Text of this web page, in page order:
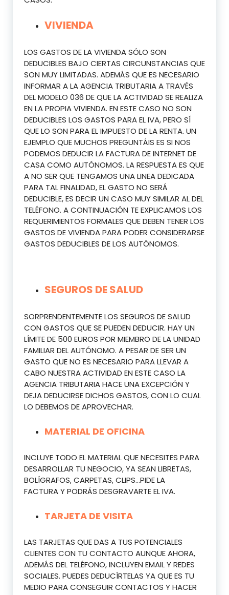
VIVIENDA
LOS GASTOS DE LA VIVIENDA SÓLO SON
DEDUCIBLES BAJO CIERTAS CIRCUNSTANCIAS QUE
SON MUY LIMITADAS. ADEMÁS QUE ES NECESARIO
INFORMAR A LA AGENCIA TRIBUTARIA A TRAVÉS
DEL MODELO 036 DE QUE LA ACTIVIDAD SE REALIZA
EN LA PROPIA VIVIENDA. EN ESTE CASO NO SON
DEDUCIBLES LOS GASTOS PARA EL IVA, PERO SÍ
QUE LO SON PARA EL IMPUESTO DE LA RENTA. UN
EJEMPLO QUE MUCHOS PREGUNTÁIS ES SI NOS
PODEMOS DEDUCIR LA FACTURA DE INTERNET DE
CASA COMO AUTÓNOMOS. LA RESPUESTA ES QUE
A NO SER QUE TENGAMOS UNA LINEA DEDICADA
PARA TAL FINALIDAD, EL GASTO NO SERÁ
DEDUCIBLE, ES DECIR UN CASO MUY SIMILAR AL DEL
TELÉFONO. A CONTINUACIÓN TE EXPLICAMOS LOS
REQUERIMIENTOS FORMALES QUE DEBEN TENER LOS
GASTOS DE VIVIENDA PARA PODER CONSIDERARSE
GASTOS DEDUCIBLES DE LOS AUTÓNOMOS.
SEGUROS DE SALUD
SORPRENDENTEMENTE LOS SEGUROS DE SALUD
CON GASTOS QUE SE PUEDEN DEDUCIR. HAY UN
LÍMITE DE 500 EUROS POR MIEMBRO DE LA UNIDAD
FAMILIAR DEL AUTÓNOMO. A PESAR DE SER UN
GASTO QUE NO ES NECESARIO PARA LLEVAR A
CABO NUESTRA ACTIVIDAD EN ESTE CASO LA
AGENCIA TRIBUTARIA HACE UNA EXCEPCIÓN Y
DEJA DEDUCIRSE DICHOS GASTOS, CON LO CUAL
LO DEBEMOS DE APROVECHAR.
MATERIAL DE OFICINA
INCLUYE TODO EL MATERIAL QUE NECESITES PARA
DESARROLLAR TU NEGOCIO, YA SEAN LIBRETAS,
BOLÍGRAFOS, CARPETAS, CLIPS…PIDE LA
FACTURA Y PODRÁS DESGRAVARTE EL IVA.
TARJETA DE VISITA
LAS TARJETAS QUE DAS A TUS POTENCIALES
CLIENTES CON TU CONTACTO AUNQUE AHORA,
ADEMÁS DEL TELÉFONO, INCLUYEN EMAIL Y REDES
SOCIALES. PUEDES DEDUCÍRTELAS YA QUE ES TU
MEDIO PARA CONSEGUIR CONTACTOS Y HACER